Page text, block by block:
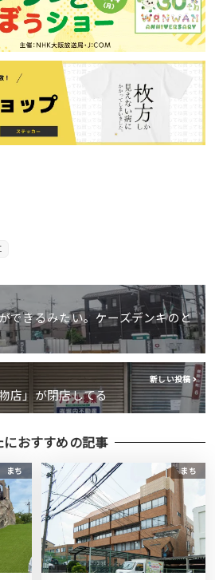
できるみたい。ケーズデンキのと
新しい投稿
店」が閉店してる
におすすめの記事
まち まち